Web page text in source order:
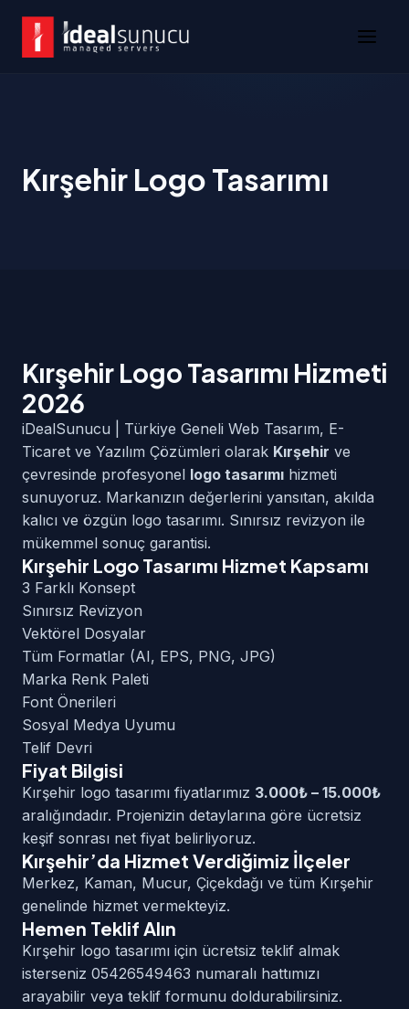
Kırşehir Logo Tasarımı
Kırşehir Logo Tasarımı Hizmeti
2026
iDealSunucu | Türkiye Geneli Web Tasarım, E-
Ticaret ve Yazılım Çözümleri olarak Kırşehir ve
çevresinde profesyonel logo tasarımı hizmeti
sunuyoruz. Markanızın değerlerini yansıtan, akılda
kalıcı ve özgün logo tasarımı. Sınırsız revizyon ile
mükemmel sonuç garantisi.
Kırşehir Logo Tasarımı Hizmet Kapsamı
3 Farklı Konsept
Sınırsız Revizyon
Vektörel Dosyalar
Tüm Formatlar (AI, EPS, PNG, JPG)
Marka Renk Paleti
Font Önerileri
Sosyal Medya Uyumu
Telif Devri
Fiyat Bilgisi
Kırşehir logo tasarımı fiyatlarımız 3.000₺ – 15.000₺
aralığındadır. Projenizin detaylarına göre ücretsiz
keşif sonrası net fiyat belirliyoruz.
Kırşehir’da Hizmet Verdiğimiz İlçeler
Merkez, Kaman, Mucur, Çiçekdağı ve tüm Kırşehir
genelinde hizmet vermekteyiz.
Hemen Teklif Alın
Kırşehir logo tasarımı için ücretsiz teklif almak
isterseniz 05426549463 numaralı hattımızı
arayabilir veya teklif formunu doldurabilirsiniz.